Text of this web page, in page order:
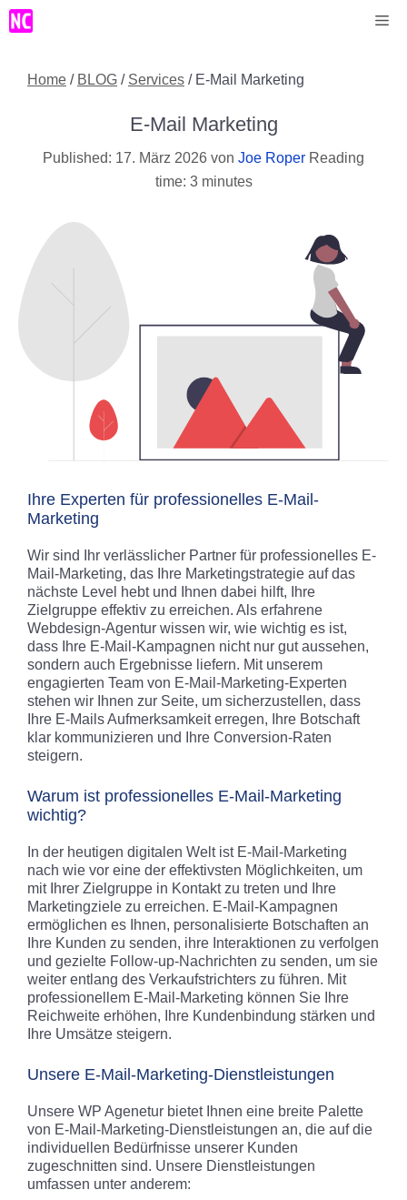
Zum
Inhalt
Home / BLOG / Services / E-Mail Marketing
E-Mail Marketing
17. März 2026 von Joe Roper Reading
time: 3 minutes
Ihre Experten für professionelles E-Mail-
Marketing
Wir sind Ihr verlässlicher Partner für professionelles E-
Mail-Marketing, das Ihre Marketingstrategie auf das
nächste Level hebt und Ihnen dabei hilft, Ihre
Zielgruppe effektiv zu erreichen. Als erfahrene
Webdesign-Agentur wissen wir, wie wichtig es ist,
dass Ihre E-Mail-Kampagnen nicht nur gut aussehen,
sondern auch Ergebnisse liefern. Mit unserem
engagierten Team von E-Mail-Marketing-Experten
stehen wir Ihnen zur Seite, um sicherzustellen, dass
Ihre E-Mails Aufmerksamkeit erregen, Ihre Botschaft
klar kommunizieren und Ihre Conversion-Raten
steigern.
Warum ist professionelles E-Mail-Marketing
wichtig?
In der heutigen digitalen Welt ist E-Mail-Marketing
nach wie vor eine der effektivsten Möglichkeiten, um
mit Ihrer Zielgruppe in Kontakt zu treten und Ihre
Marketingziele zu erreichen. E-Mail-Kampagnen
ermöglichen es Ihnen, personalisierte Botschaften an
Ihre Kunden zu senden, ihre Interaktionen zu verfolgen
und gezielte Follow-up-Nachrichten zu senden, um sie
weiter entlang des Verkaufstrichters zu führen. Mit
professionellem E-Mail-Marketing können Sie Ihre
Reichweite erhöhen, Ihre Kundenbindung stärken und
Ihre Umsätze steigern.
Unsere E-Mail-Marketing-Dienstleistungen
Unsere WP Agenetur bietet Ihnen eine breite Palette
von E-Mail-Marketing-Dienstleistungen an, die auf die
individuellen Bedürfnisse unserer Kunden
zugeschnitten sind. Unsere Dienstleistungen
umfassen unter anderem: